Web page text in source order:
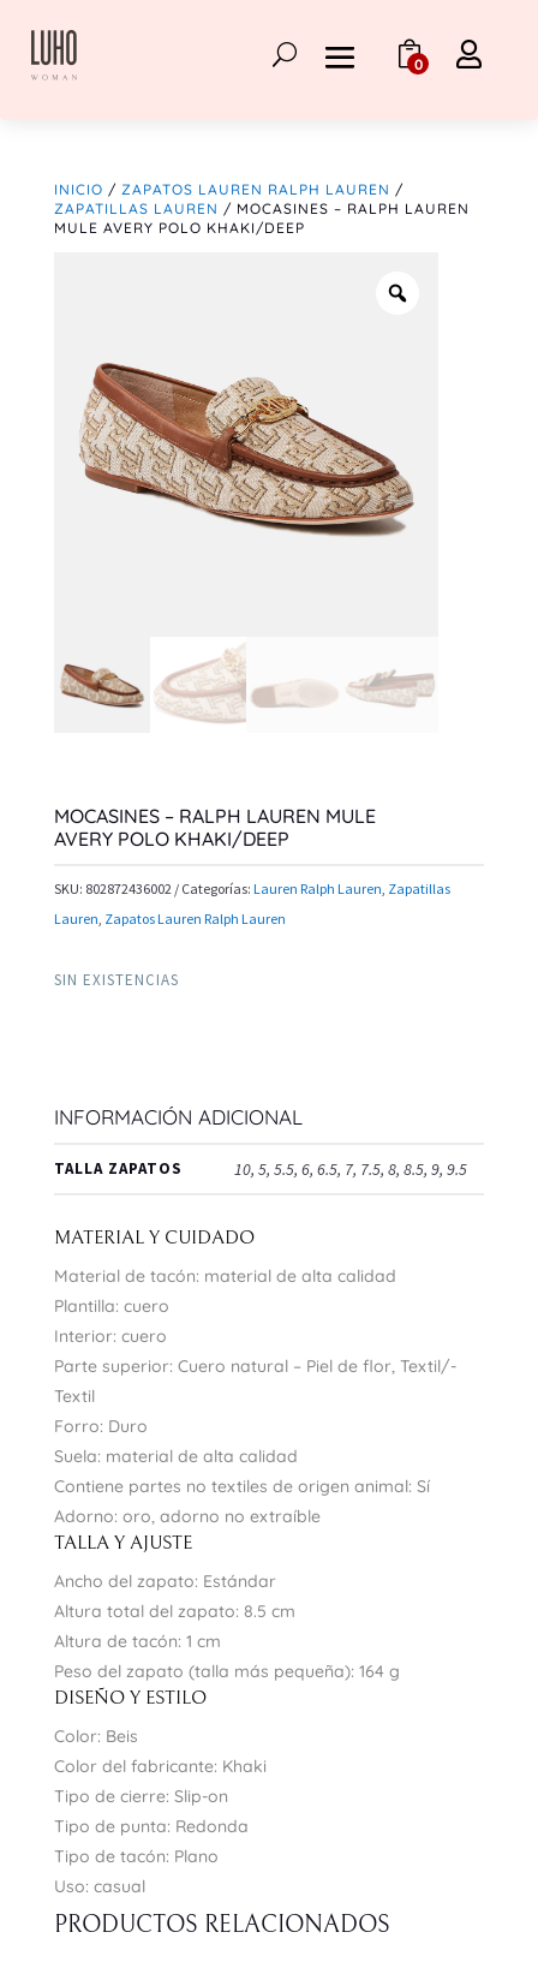
0 
INICIO / ZAPATOS LAUREN RALPH LAUREN /
ZAPATILLAS LAUREN / MOCASINES – RALPH LAUREN
MULE AVERY POLO KHAKI/DEEP
MOCASINES – RALPH LAUREN MULE
AVERY POLO KHAKI/DEEP
SKU: 802872436002 Categorías: Lauren Ralph Lauren, Zapatillas
Lauren, Zapatos Lauren Ralph Lauren
SIN EXISTENCIAS
INFORMACIÓN ADICIONAL
TALLA ZAPATOS 10, 5, 5.5, 6, 6.5, 7, 7.5, 8, 8.5, 9, 9.5
MATERIAL Y CUIDADO
Material de tacón: material de alta calidad
Plantilla: cuero
Interior: cuero
Parte superior: Cuero natural – Piel de flor, Textil/-
Textil
Forro: Duro
Suela: material de alta calidad
Contiene partes no textiles de origen animal: Sí
Adorno: oro, adorno no extraíble
TALLA Y AJUSTE
Ancho del zapato: Estándar
Altura total del zapato: 8.5 cm
Altura de tacón: 1 cm
Peso del zapato (talla más pequeña): 164 g
DISEÑO Y ESTILO
Color: Beis
Color del fabricante: Khaki
Tipo de cierre: Slip-on
Tipo de punta: Redonda
Tipo de tacón: Plano
Uso: casual
PRODUCTOS RELACIONADOS